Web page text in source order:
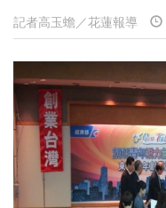
記者高玉蟾／花蓮報導